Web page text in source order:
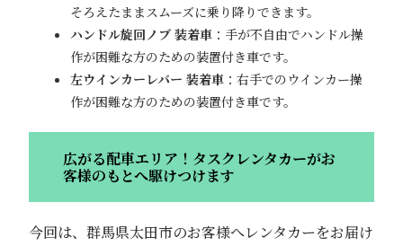
そろえたままスムーズに乗り降りできます。
ハンドル旋回ノブ 装着車：手が不自由でハンドル操
作が困難な方のための装置付き車です。
左ウインカーレバー 装着車：右手でのウインカー操
作が困難な方のための装置付き車です。
広がる配車エリア！タスクレンタカーがお
客様のもとへ駆けつけます
今回は、群馬県太田市のお客様へレンタカーをお届け